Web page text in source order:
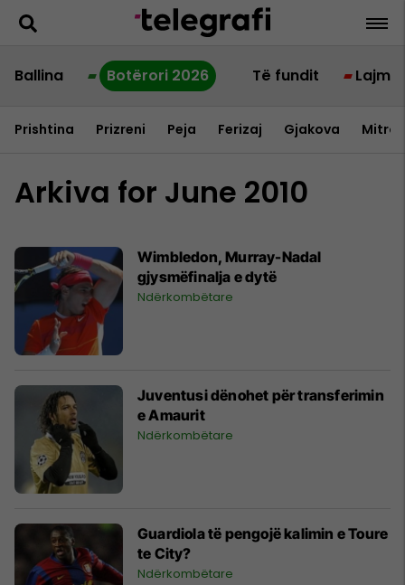
Ballina Botërori 2026 Të fundit Lajme
Prishtina Prizreni Peja Ferizaj Gjakova
Arkiva for June 2010
Wimbledon, Murray-Nadal
gjysmëfinalja e dytë
Ndërkombëtare
Juventusi dënohet për transferimin
e Amaurit
Ndërkombëtare
Guardiola të pengojë kalimin e Toure
te City?
Ndërkombëtare